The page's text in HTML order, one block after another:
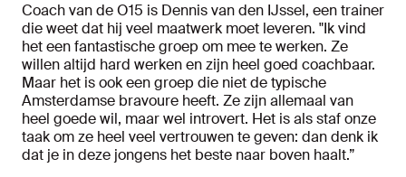
Coach van de O15 is Dennis van den IJssel, een trainer
die weet dat hij veel maatwerk moet leveren. "Ik vind
het een fantastische groep om mee te werken. Ze
willen altijd hard werken en zijn heel goed coachbaar.
Maar het is ook een groep die niet de typische
Amsterdamse bravoure heeft. Ze zijn allemaal van
heel goede wil, maar wel introvert. Het is als staf onze
taak om ze heel veel vertrouwen te geven: dan denk ik
dat je in deze jongens het beste naar boven haalt.”